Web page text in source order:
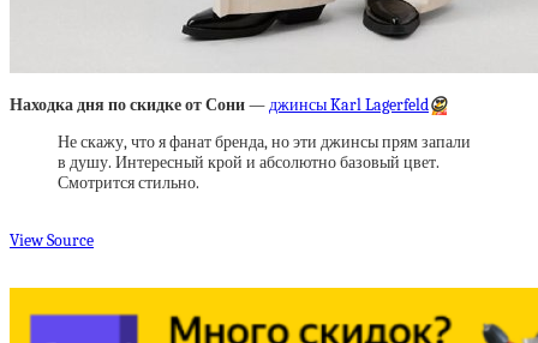
Находка дня по скидке от Сони —джинсы Karl Lagerfeld😍
Не скажу, что я фанат бренда, но эти джинсы прям запали
в душу. Интересный крой и абсолютно базовый цвет.
Смотрится стильно.
View Source